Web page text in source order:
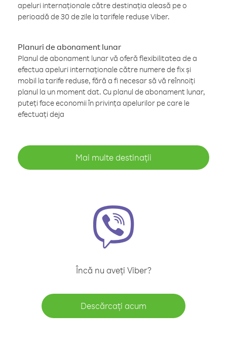
apeluri internaționale către destinația aleasă pe o
perioadă de 30 de zile la tarifele reduse Viber.
Planuri de abonament lunar
Planul de abonament lunar vă oferă flexibilitatea de a
efectua apeluri internaționale către numere de fix și
mobil la tarife reduse, fără a fi necesar să vă reînnoiți
planul la un moment dat. Cu planul de abonament lunar,
puteți face economii în privința apelurilor pe care le
efectuați deja
Mai multe destinații
Încă nu aveți Viber?
Descărcați acum